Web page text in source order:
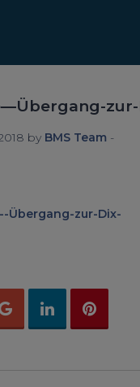
by BMS Team -